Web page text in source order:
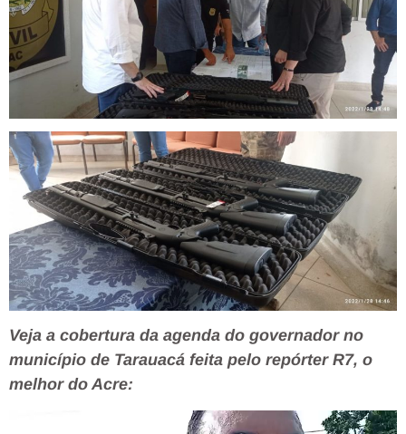
Veja a cobertura da agenda do governador no
município de Tarauacá feita pelo repórter R7, o
melhor do Acre: